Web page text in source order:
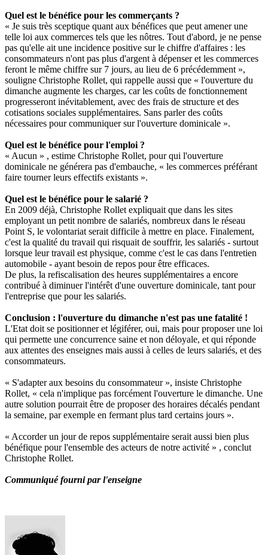
Quel est le bénéfice pour les commerçants ?
« Je suis très sceptique quant aux bénéfices que peut amener une
telle loi aux commerces tels que les nôtres. Tout d'abord, je ne pense
pas qu'elle ait une incidence positive sur le chiffre d'affaires : les
consommateurs n'ont pas plus d'argent à dépenser et les commerces
feront le même chiffre sur 7 jours, au lieu de 6 précédemment »,
souligne Christophe Rollet, qui rappelle aussi que « l'ouverture du
dimanche augmente les charges, car les coûts de fonctionnement
progresseront inévitablement, avec des frais de structure et des
cotisations sociales supplémentaires. Sans parler des coûts
nécessaires pour communiquer sur l'ouverture dominicale ».
Quel est le bénéfice pour l'emploi ?
« Aucun » , estime Christophe Rollet, pour qui l'ouverture
dominicale ne générera pas d'embauche, « les commerces préférant
faire tourner leurs effectifs existants ».
Quel est le bénéfice pour le salarié ?
En 2009 déjà, Christophe Rollet expliquait que dans les sites
employant un petit nombre de salariés, nombreux dans le réseau
Point S, le volontariat serait difficile à mettre en place. Finalement,
c'est la qualité du travail qui risquait de souffrir, les salariés - surtout
lorsque leur travail est physique, comme c'est le cas dans l'entretien
automobile - ayant besoin de repos pour être efficaces.
De plus, la refiscalisation des heures supplémentaires a encore
contribué à diminuer l'intérêt d'une ouverture dominicale, tant pour
l'entreprise que pour les salariés.
Conclusion : l'ouverture du dimanche n'est pas une fatalité !
L'Etat doit se positionner et légiférer, oui, mais pour proposer une loi
qui permette une concurrence saine et non déloyale, et qui réponde
aux attentes des enseignes mais aussi à celles de leurs salariés, et des
consommateurs.
« S'adapter aux besoins du consommateur », insiste Christophe
Rollet, « cela n'implique pas forcément l'ouverture le dimanche. Une
autre solution pourrait être de proposer des horaires décalés pendant
la semaine, par exemple en fermant plus tard certains jours ».
« Accorder un jour de repos supplémentaire serait aussi bien plus
bénéfique pour l'ensemble des acteurs de notre activité » , conclut
Christophe Rollet.
Communiqué fourni par l'enseigne